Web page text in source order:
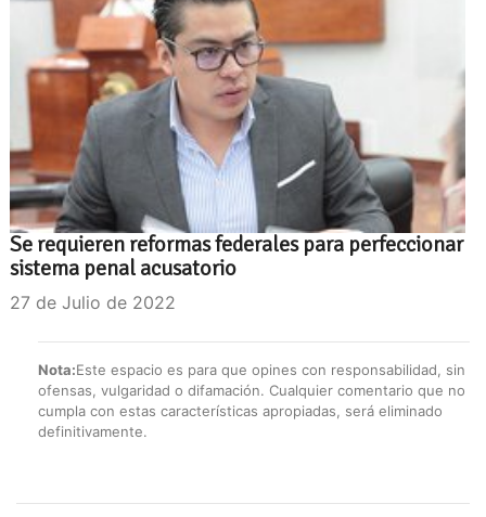
Se requieren reformas federales para perfeccionar
sistema penal acusatorio
27 de Julio de 2022
Nota:Este espacio es para que opines con responsabilidad, sin
ofensas, vulgaridad o difamación. Cualquier comentario que no
cumpla con estas características apropiadas, será eliminado
definitivamente.